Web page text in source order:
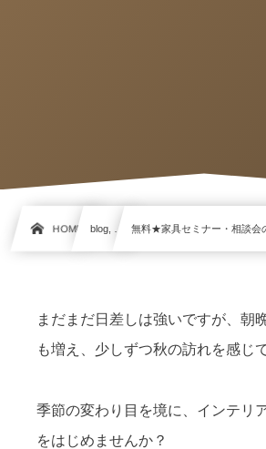
HOME blog, … 無料★家具セミナー・相談会
まだまだ日差しは強いですが、朝
も増え、少しずつ秋の訪れを感じ
季節の変わり目を境に、インテリ
をはじめませんか？